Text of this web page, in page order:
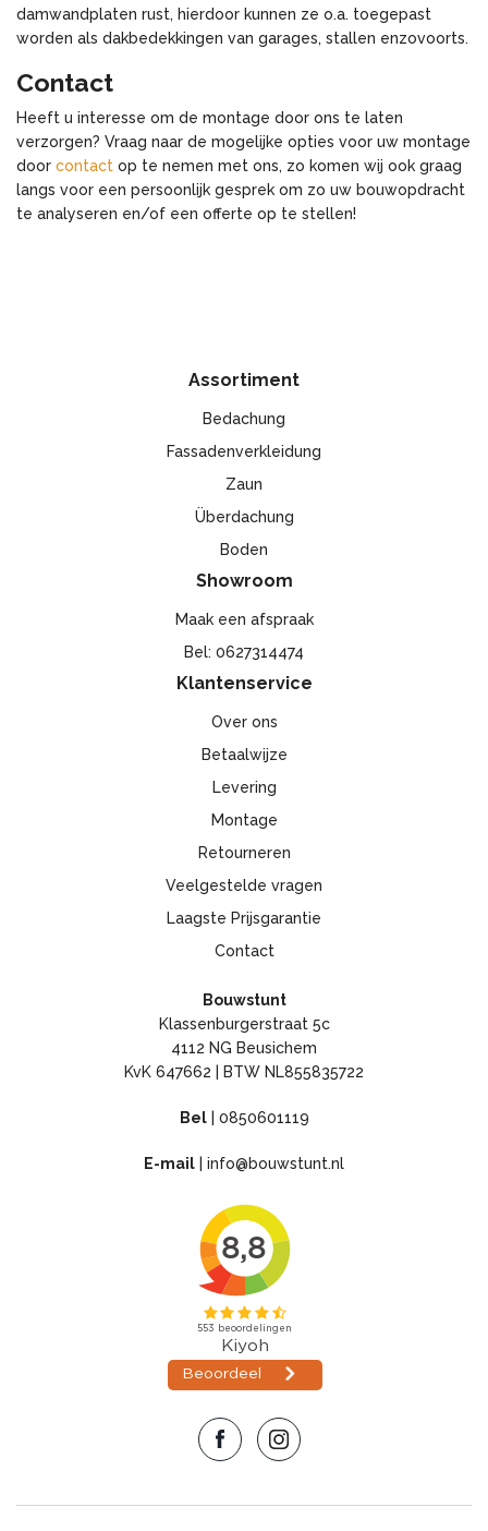
damwandplaten rust, hierdoor kunnen ze o.a. toegepast
worden als dakbedekkingen van garages, stallen enzovoorts.
Contact
Heeft u interesse om de montage door ons te laten
verzorgen? Vraag naar de mogelijke opties voor uw montage
door contact op te nemen met ons, zo komen wij ook graag
langs voor een persoonlijk gesprek om zo uw bouwopdracht
te analyseren en/of een offerte op te stellen!
Assortiment
Bedachung
Fassadenverkleidung
Zaun
Überdachung
Boden
Showroom
Maak een afspraak
Bel: 0627314474
Klantenservice
Over ons
Betaalwijze
Levering
Montage
Retourneren
Veelgestelde vragen
Laagste Prijsgarantie
Contact
Bouwstunt
Klassenburgerstraat 5c
4112 NG Beusichem
KvK 647662 | BTW NL855835722
Bel| 0850601119
E-mail info@bouwstunt.nl